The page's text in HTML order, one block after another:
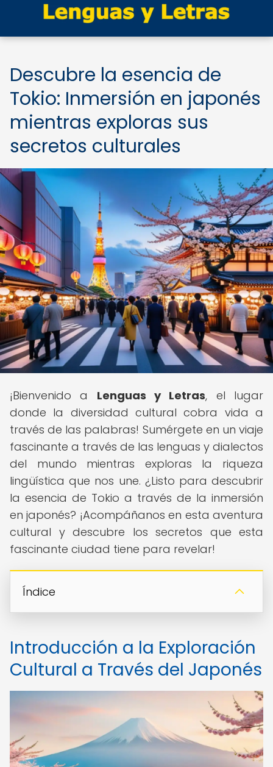
Descubre la esencia de
Tokio: Inmersión en japonés
mientras exploras sus
secretos culturales
¡Bienvenido a Lenguas y Letras, el lugar
donde la diversidad cultural cobra vida a
través de las palabras! Sumérgete en un viaje
fascinante a través de las lenguas y dialectos
del mundo mientras exploras la riqueza
lingüística que nos une. ¿Listo para descubrir
la esencia de Tokio a través de la inmersión
en japonés? ¡Acompáñanos en esta aventura
cultural y descubre los secretos que esta
fascinante ciudad tiene para revelar!
Índice
Introducción a la Exploración
Cultural a Través del Japonés